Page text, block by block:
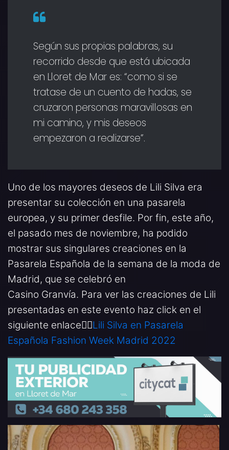
Según sus propias palabras, su
recorrido desde que está ubicada
en Lloret de Mar es: “como si se
tratase de un cuento de hadas, se
cruzaron personas maravillosas en
mi camino, y mis deseos
empezaron a realizarse”.
Uno de los mayores deseos de Lili Silva era
presentar su colección en una pasarela
europea, y su primer desfile. Por fin, este año,
el pasado mes de noviembre, ha podido
mostrar sus singulares creaciones en la
Pasarela Española de la semana de la moda de
Madrid, que se celebró en
Casino Granvía. Para ver las creaciones de Lili
presentadas en este evento haz click en el
siguiente enlace👉🏻Lili Silva en Pasarela
Española Fashion Week Madrid 2022